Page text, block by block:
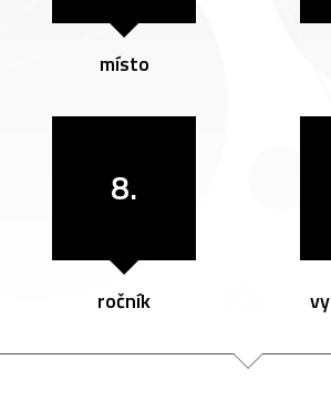
místo
8.
ročník